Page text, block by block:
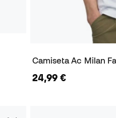
Camiseta Ac Milan
24,99 €